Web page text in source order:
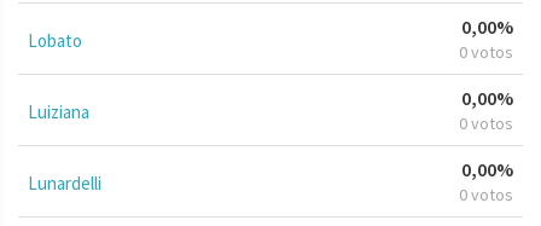
Lobato
0,00%
0 votos
Luiziana
0,00%
0 votos
Lunardelli
0,00%
0 votos